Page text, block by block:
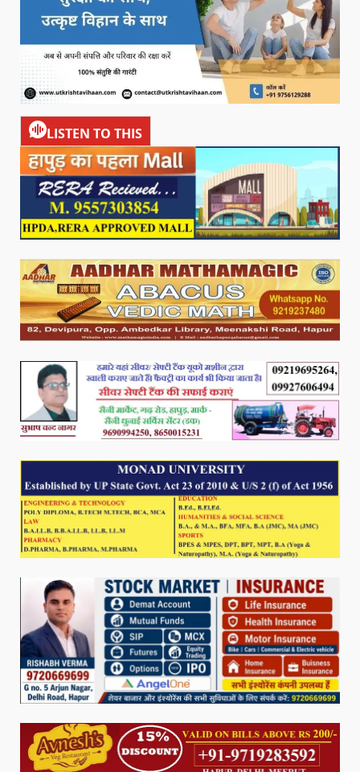
LISTEN TO THIS